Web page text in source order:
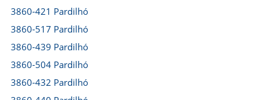
3860-421 Pardilhó
3860-517 Pardilhó
3860-439 Pardilhó
3860-504 Pardilhó
3860-432 Pardilhó